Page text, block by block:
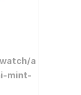
a
mint-